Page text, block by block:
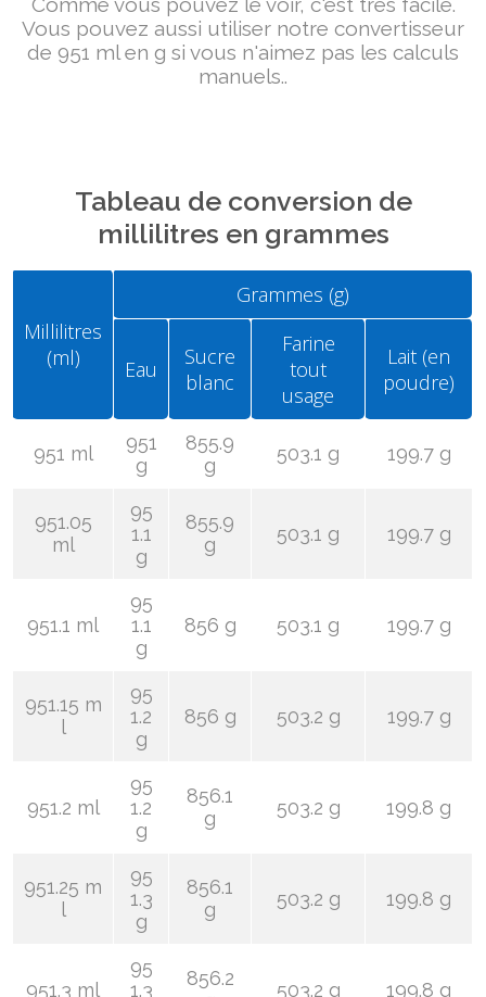
Vous pouvez aussi utiliser notre convertisseur
de 951 ml en g si vous n'aimez pas les calculs
manuels..
Tableau de conversion de
millilitres en grammes
Millilitres
(ml)
Grammes (g)
Eau
Sucre
blanc
Farine
tout
usage
Lait (en
poudre)
951 ml
951
g
855.9
g
503.1 g 199.7 g
951.05
ml
95
1.1
g
855.9
g
503.1 g 199.7 g
951.1 ml
95
1.1
g
856 g 503.1 g 199.7 g
951.15 m
l
95
1.2
g
856 g 503.2 g 199.7 g
951.2 ml
95
1.2
g
856.1
g
503.2 g 199.8 g
951.25 m
l
95
1.3
g
856.1
g
503.2 g 199.8 g
951.3 ml
95
1.3
856.2
503.2 g 199.8 g